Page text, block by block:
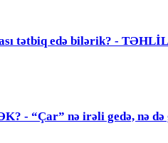
tətbiq edə bilərik? - TƏHLİL
- “Çar” nə irəli gedə, nə